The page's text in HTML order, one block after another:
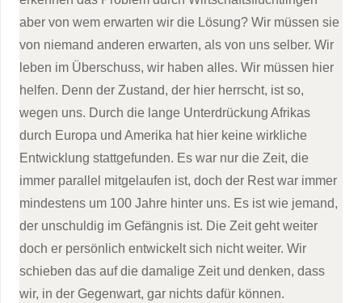
aber von wem erwarten wir die Lösung? Wir müssen sie
von niemand anderen erwarten, als von uns selber. Wir
leben im Überschuss, wir haben alles. Wir müssen hier
helfen. Denn der Zustand, der hier herrscht, ist so,
wegen uns. Durch die lange Unterdrückung Afrikas
durch Europa und Amerika hat hier keine wirkliche
Entwicklung stattgefunden. Es war nur die Zeit, die
immer parallel mitgelaufen ist, doch der Rest war immer
mindestens um 100 Jahre hinter uns. Es ist wie jemand,
der unschuldig im Gefängnis ist. Die Zeit geht weiter
doch er persönlich entwickelt sich nicht weiter. Wir
schieben das auf die damalige Zeit und denken, dass
wir, in der Gegenwart, gar nichts dafür können.